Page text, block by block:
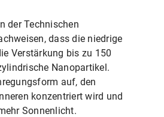
der Technischen
dass die niedrige
Verstärkung bis zu 150
Nanopartikel.
auf, den
konzentriert wird und
Sonnenlicht.